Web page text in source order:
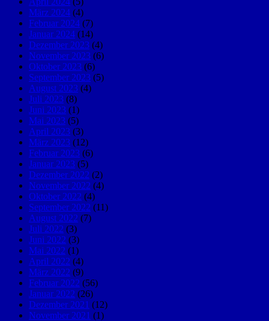
März 2024 (4)
Februar 2024 (7)
Januar 2024 (14)
Dezember 2023 (4)
November 2023 (6)
Oktober 2023 (6)
September 2023 (5)
August 2023 (4)
Juli 2023 (8)
Juni 2023 (1)
Mai 2023 (5)
April 2023 (3)
März 2023 (12)
Februar 2023 (6)
Januar 2023 (5)
Dezember 2022 (2)
November 2022 (4)
Oktober 2022 (4)
September 2022 (11)
August 2022 (7)
Juli 2022 (3)
Juni 2022 (3)
Mai 2022 (1)
April 2022 (4)
März 2022 (9)
Februar 2022 (56)
Januar 2022 (26)
Dezember 2021 (12)
November 2021 (1)